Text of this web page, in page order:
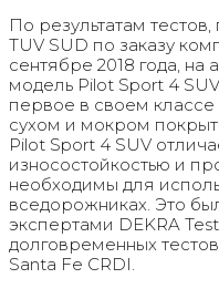
По результатам
TUV SUD по заказу
сентябре 2018 года, на
модель Pilot Sport 4
первое в своем
сухом и мокром
Pilot Sport 4 SUV
износостойкостью и
необходимы для
вседорожниках. Это
экспертами DEKRA
долговременных
Santa Fe CRDI.